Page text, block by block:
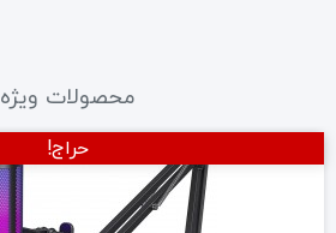
محصولات ویژه
حراج!